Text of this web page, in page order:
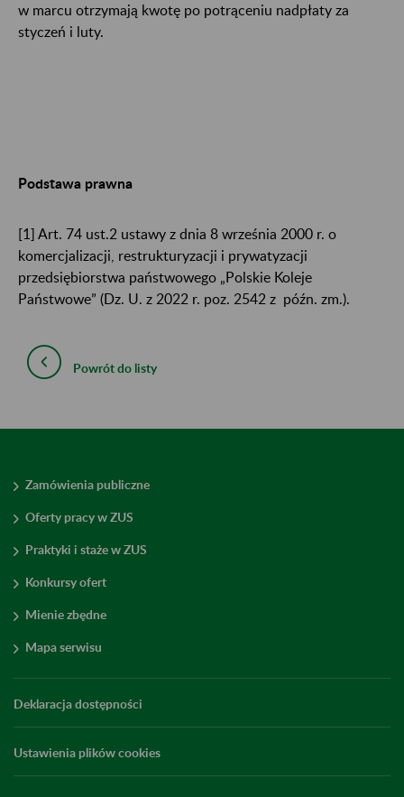
w marcu otrzymają kwotę po potrąceniu nadpłaty za
styczeń i luty.
Podstawa prawna
[1] Art. 74 ust.2 ustawy z dnia 8 września 2000 r. o
komercjalizacji, restrukturyzacji i prywatyzacji
przedsiębiorstwa państwowego „Polskie Koleje
Państwowe” (Dz. U. z 2022 r. poz. 2542 z późn. zm.).
Powrót do listy
Zamówienia publiczne
Oferty pracy w ZUS
Praktyki i staże w ZUS
Konkursy ofert
Mienie zbędne
Mapa serwisu
Deklaracja dostępności
Ustawienia plików cookies